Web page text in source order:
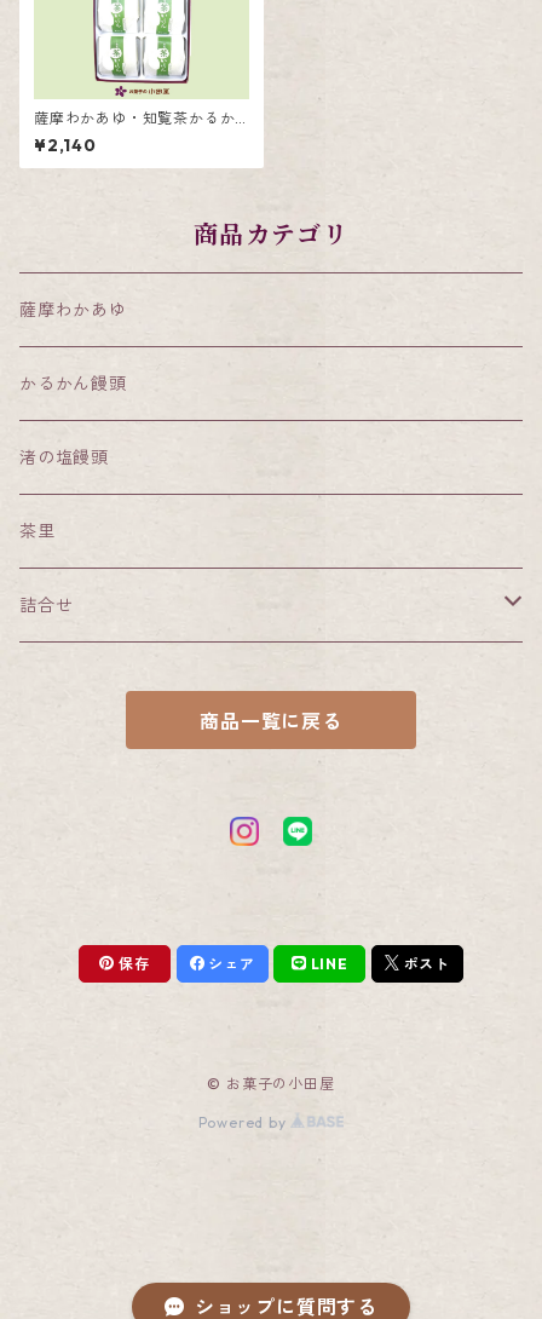
ショップに質問する
薩摩わかあゆ・知覧茶かるか
ん詰合せ8個入
¥2,140
商品カテゴリ
薩摩わかあゆ
かるかん饅頭
渚の塩饅頭
茶里
詰合せ
かるかん饅頭・知覧茶かるかん・餡なしかるかん詰合せ
薩摩わかあゆ・知覧茶かるかん詰合せ
薩摩わかあゆ・メレンゲ饅頭詰合せ
かるかん饅頭・そらっち詰合せ
商品一覧に戻る
保存 シェア LINE ポスト
© お菓子の小田屋
Powered by